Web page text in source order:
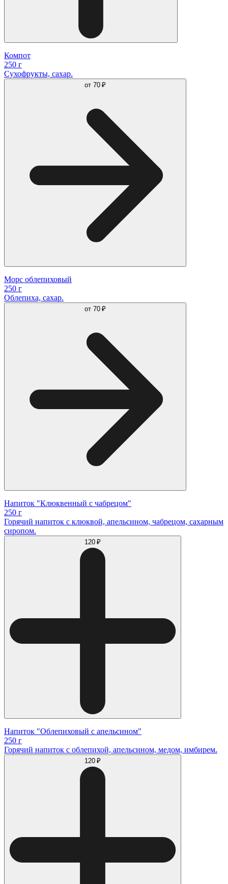
Компот
250 г
Сухофрукты, сахар.
от 70 ₽
Морс облепиховый
250 г
Облепиха, сахар.
от 70 ₽
Напиток "Клюквенный с чабрецом"
250 г
Горячий напиток с клюквой, апельсином, чабрецом, сахарным
сиропом.
120 ₽
Напиток "Облепиховый с апельсином"
250 г
Горячий напиток с облепихой, апельсином, медом, имбирем.
120 ₽